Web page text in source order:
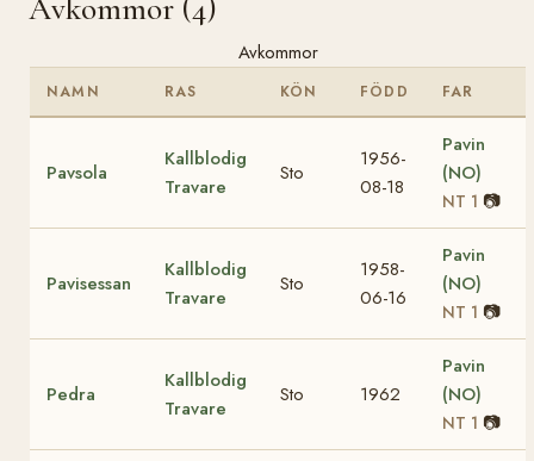
Avkommor (4)
Avkommor
NAMN RAS KÖN FÖDD FAR
Pavsola
Kallblodig
Travare
Sto
1956-
08-18
Pavin
(NO)
NT 1 📷
Pavisessan
Kallblodig
Travare
Sto
1958-
06-16
Pavin
(NO)
NT 1 📷
Pedra
Kallblodig
Travare
Sto 1962
Pavin
(NO)
NT 1 📷